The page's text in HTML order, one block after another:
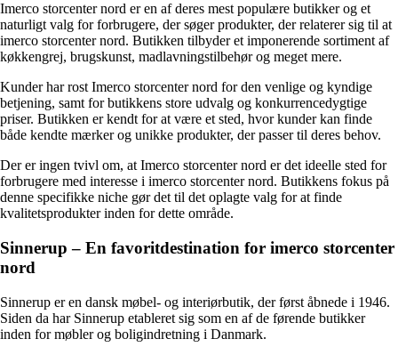
Imerco storcenter nord er en af ​​deres mest populære butikker og et
naturligt valg for forbrugere, der søger produkter, der relaterer sig til at
imerco storcenter nord. Butikken tilbyder et imponerende sortiment af
køkkengrej, brugskunst, madlavningstilbehør og meget mere.
Kunder har rost Imerco storcenter nord for den venlige og kyndige
betjening, samt for butikkens store udvalg og konkurrencedygtige
priser. Butikken er kendt for at være et sted, hvor kunder kan finde
både kendte mærker og unikke produkter, der passer til deres behov.
Der er ingen tvivl om, at Imerco storcenter nord er det ideelle sted for
forbrugere med interesse i imerco storcenter nord. Butikkens fokus på
denne specifikke niche gør det til det oplagte valg for at finde
kvalitetsprodukter inden for dette område.
Sinnerup – En favoritdestination for imerco storcenter
nord
Sinnerup er en dansk møbel- og interiørbutik, der først åbnede i 1946.
Siden da har Sinnerup etableret sig som en af ​​de førende butikker
inden for møbler og boligindretning i Danmark.